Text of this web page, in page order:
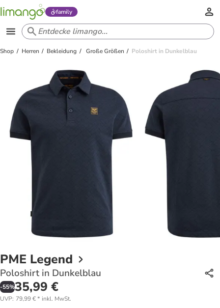
family
Shop Herren Bekleidung Große Größen Poloshirt in Dunkelblau
PME Legend
Poloshirt in Dunkelblau
-55%35,99 €
UVP: 79,99 €* inkl. MwSt.